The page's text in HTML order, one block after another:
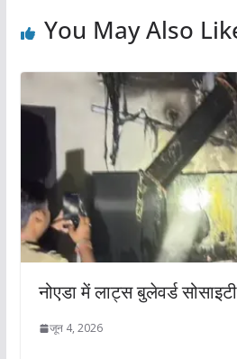
You May Also
नोएडा में लाट्स बुलेवर्ड
जून 4, 2026